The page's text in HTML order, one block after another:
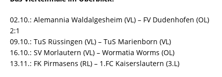
02.10.: Alemannia Waldalgesheim (VL) – FV Dudenhofen (OL)
2:1
09.10.: TuS Rüssingen (VL) – TuS Marienborn (VL)
16.10.: SV Morlautern (VL) – Wormatia Worms (OL)
13.11.: FK Pirmasens (RL) – 1.FC Kaiserslautern (3.L)